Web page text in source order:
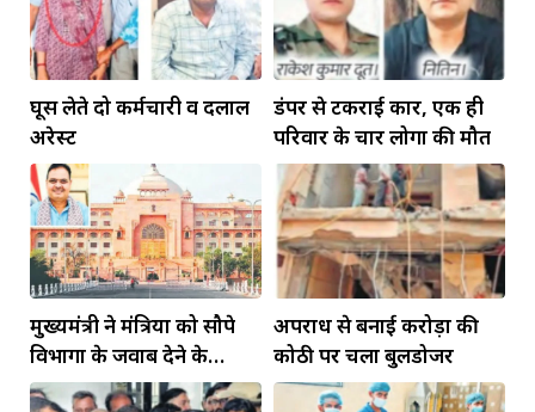
घूस लेते दो कर्मचारी व दलाल
अरेस्ट
डंपर से टकराई कार, एक ही
परिवार के चार लोगों की मौत
मुख्यमंत्री ने मंत्रियों को सौपे
विभागों के जवाब देने के
दायित्व
अपराध से बनाई करोड़ों की
कोठी पर चला बुलडोजर